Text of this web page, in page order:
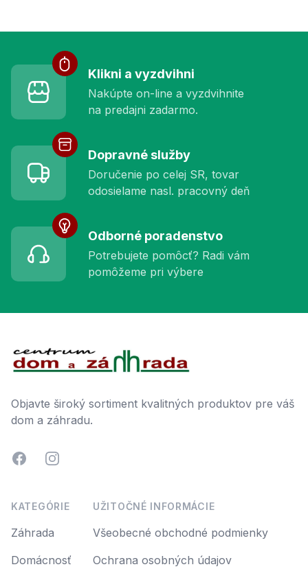
Služby pre vásKlikni a vyzdvihni
Nakúpte on-line a vyzdvihnite
na predajni zadarmo.
Dopravné služby
Doručenie po celej SR, tovar
odosielame nasl. pracovný deň
Odborné poradenstvo
Potrebujete pomôcť? Radi vám
pomôžeme pri výbere
Objavte široký sortiment kvalitných produktov pre váš
dom a záhradu.
FacebookInstagram
KATEGÓRIE
Záhrada
Domácnosť
UŽITOČNÉ INFORMÁCIE
Všeobecné obchodné podmienky
Ochrana osobných údajov